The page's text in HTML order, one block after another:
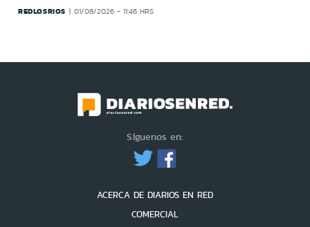
REDLOSRIOS 01/08/2026 - 11:46 HRS
Síguenos en:
ACERCA DE DIARIOS EN RED
COMERCIAL